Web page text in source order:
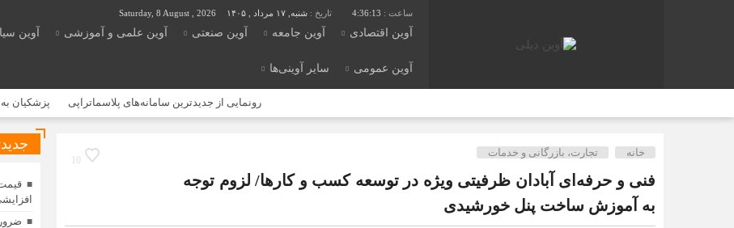
4:36:14 تاریخ : شنبه, ۱۷ مرداد , ۱۴۰۵ Saturday, 8 August , 2026
آوین اقتصادی آوین جامعه آوین صنعتی آوین علمی و آموزشی آوین
آوین عمومی سایر آوینی‌ها
رونمایی از جدیدترین سامانه‌های پلاسماتراپی پزشکیان به وزارت
10
خانه تجارت، بازرگانی و خدمات
فنی و حرفه‌ای آبادان ظرفیتی ویژه در توسعه کسب و کارها/ لزوم توجه
به آموزش ساخت پنل خورشیدی